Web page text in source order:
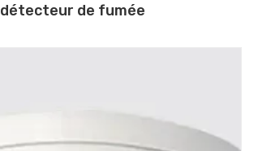
détecteur de fumée